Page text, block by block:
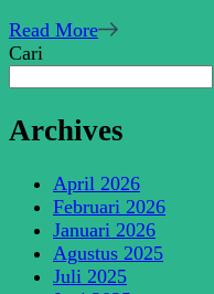
Institusi
Read More
Cari
Archives
April 2026
Februari 2026
Januari 2026
Agustus 2025
Juli 2025